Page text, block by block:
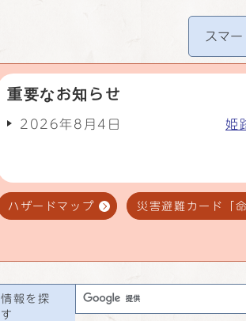
スマー
重要なお知らせ
2026年8月4日 姫
ハザードマップ 災害避難カード「
情報を探
す